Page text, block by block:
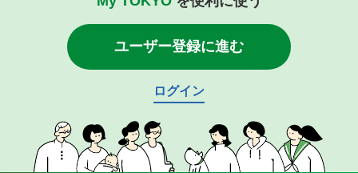
ユーザー登録に進む
ログイン